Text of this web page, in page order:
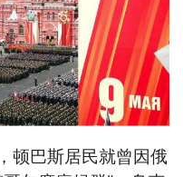
顿巴斯居民就曾因俄